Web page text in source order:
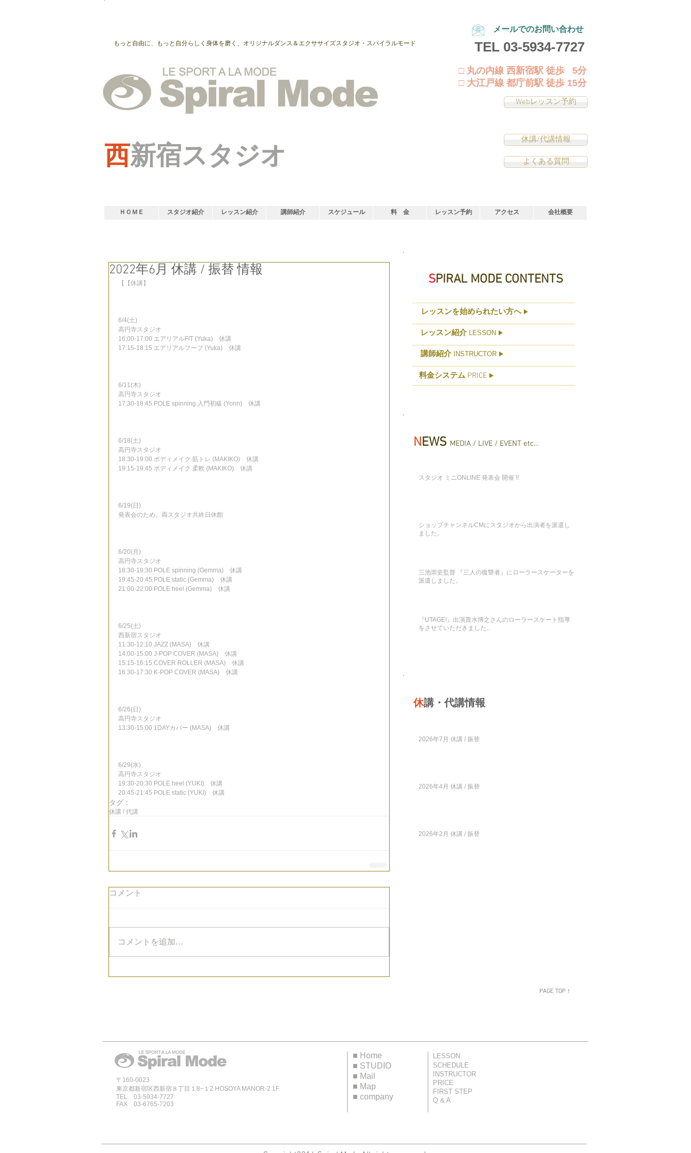
もっと自由に、もっと自分らしく身体を磨く、オリジナルダンス＆エクササイズスタジオ・スパイラルモード
西新宿スタジオ
メールでのお問い合わせ
TEL 03-5934-7727
□ 丸の内線 西新宿駅 徒歩 5分
□ 大江戸線 都庁前駅 徒歩 15分
Webレッスン予約
休講/代講情報
よくある質問
ＨＯＭＥ スタジオ紹介 レッスン紹介 講師紹介 スケジュール 料 金 レッスン予約 アクセス 会社概要
2022年6月 休講 / 振替 情報
【【休講】
6/4(土)
高円寺スタジオ
16:00-17:00 エアリアルFIT (Yuka)　休講
17:15-18:15 エアリアルフープ (Yuka)　休講
6/11(木)
高円寺スタジオ
17:30-18:45 POLE spinning 入門初級 (Yonn)　休講
6/18(土)
高円寺スタジオ
18:30-19:00 ボディメイク 筋トレ (MAKIKO)　休講
19:15-19:45 ボディメイク 柔軟 (MAKIKO)　休講
6/19(日)
発表会のため、両スタジオ共終日休館
6/20(月)
高円寺スタジオ
18:30-19:30 POLE spinning (Gemma)　休講
19:45-20:45 POLE static (Gemma)　休講
21:00-22:00 POLE heel (Gemma)　休講
6/25(土)
西新宿スタジオ
11:30-12:10 JAZZ (MASA)　休講
14:00-15:00 J-POP COVER (MASA)　休講
15:15-16:15 COVER ROLLER (MASA)　休講
16:30-17:30 K-POP COVER (MASA)　休講
6/26(日)
高円寺スタジオ
13:30-15:00 1DAYカバー (MASA)　休講
6/29(水)
高円寺スタジオ
19:30-20:30 POLE heel (YUKI)　休講
20:45-21:45 POLE static (YUKI)　休講
タグ：
休講 / 代講
コメント
コメントを追加…
SPIRAL MODE CONTENTS
レッスンを始められたい方へ▶
レッスン紹介LESSON ▶
講師紹介INSTRUCTOR ▶
料金システム PRICE ▶
NEWS MEDIA / LIVE / EVENT etc...
スタジオ ミニONLINE 発表会 開催 !!
ショップチャンネルCMにスタジオから出演者を派遣し
ました。
三池崇史監督 『三人の復讐者』にローラースケーターを
派遣しました。
『UTAGE!』出演貴水博之さんのローラースケート指導
をさせていただきました。
休講・代講情報
2026年7月 休講 / 振替
2026年4月 休講 / 振替
2026年2月 休講 / 振替
PAGE TOP ↑
〒160-0023
東京都新宿区西新宿８丁目１8−１2 HOSOYA MANOR-2 1F
TEL 03-5934-7727
FAX 03-6765-7203
■ Home
■ STUDIO
■ Mail
■ Map
■ company
LESSON
SCHEDULE
INSTRUCTOR
PRICE
FIRST STEP
Q & A